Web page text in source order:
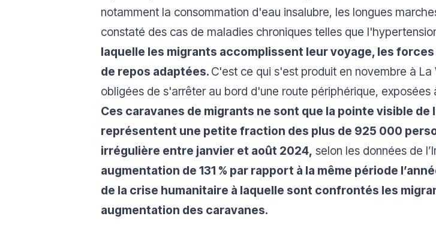
notamment la consommation d'eau insalubre, les longues
constaté des cas de maladies chroniques telles que
laquelle les migrants accomplissent leur voyage, les
de repos adaptées. C'est ce qui s'est produit en novembre à
obligées de s'arrêter au bord d'une route périphérique,
Ces caravanes de migrants ne sont que la pointe visible de
représentent une petite fraction des plus de 925 000
irrégulière entre janvier et août 2024, selon les données de
augmentation de 131 % par rapport à la même période
de la crise humanitaire à laquelle sont confrontés les
augmentation des caravanes.